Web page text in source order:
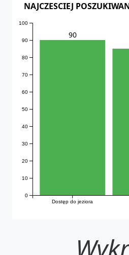
NAJCZESCIEJ
Dostęp do jeziora
0
10
20
30
40
50
60
70
80
90
100
90